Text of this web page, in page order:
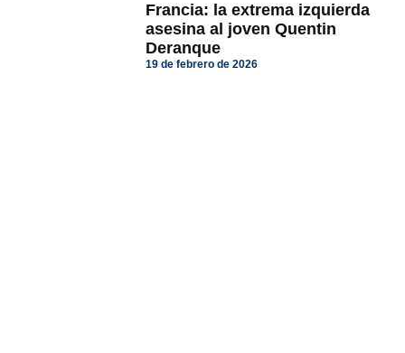
Francia: la extrema izquierda
asesina al joven Quentin
Deranque
19 de febrero de 2026